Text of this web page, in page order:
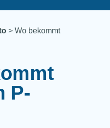
> Wo bekommt
P-